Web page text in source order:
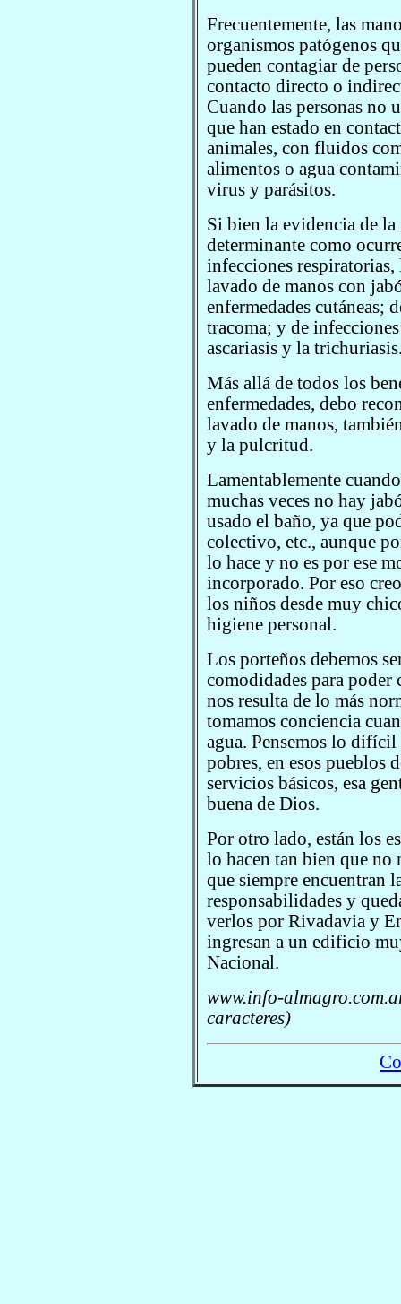
Frecuentemente, las
organismos patógenos
pueden contagiar de
contacto directo o
Cuando las personas no
que han estado en
animales, con fluidos
alimentos o agua
virus y parásitos.
Si bien la evidencia de
determinante como
infecciones respiratorias,
lavado de manos con
enfermedades cutáneas;
tracoma; y de
ascariasis y la
Más allá de todos los
enfermedades, debo
lavado de manos,
y la pulcritud.
Lamentablemente
muchas veces no hay
usado el baño, ya que
colectivo, etc., aunque
lo hace y no es por ese
incorporado. Por eso
los niños desde muy
higiene personal.
Los porteños debemos
comodidades para
nos resulta de lo más
tomamos conciencia
agua. Pensemos lo
pobres, en esos pueblos
servicios básicos, esa
buena de Dios.
Por otro lado, están los
lo hacen tan bien que no
que siempre encuentran
responsabilidades y
verlos por Rivadavia y
ingresan a un edificio
Nacional.
www.info-
caracteres)